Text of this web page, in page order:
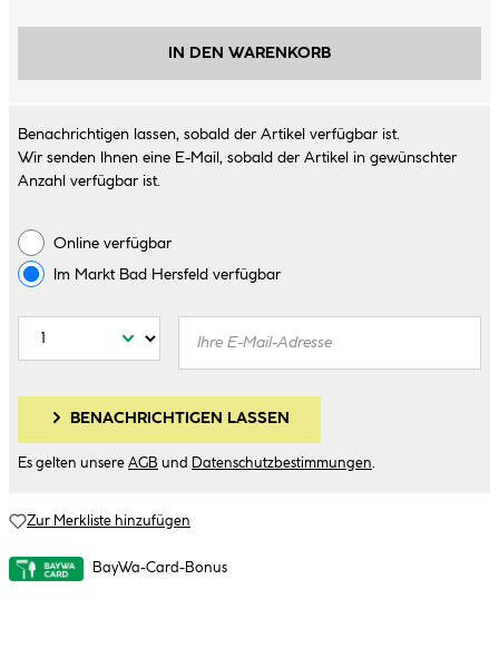
IN DEN WARENKORB
Benachrichtigen lassen, sobald der Artikel verfügbar ist.
Wir senden Ihnen eine E-Mail, sobald der Artikel in gewünschter
Anzahl verfügbar ist.
Online verfügbar
Im Markt Bad Hersfeld verfügbar
BENACHRICHTIGEN LASSEN
Es gelten unsere AGB und Datenschutzbestimmungen
Zur Merkliste hinzufügen
BayWa-Card-Bonus